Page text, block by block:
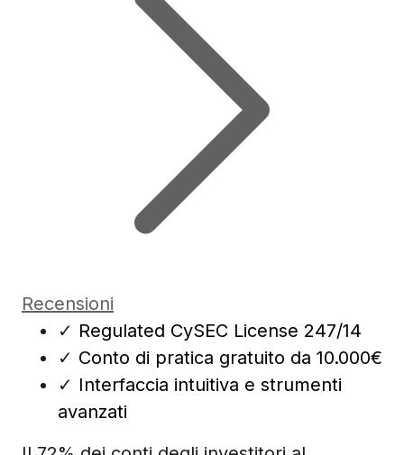
Recensioni
✓ Regulated CySEC License 247/14
✓ Conto di pratica gratuito da 10.000€
✓ Interfaccia intuitiva e strumenti
avanzati